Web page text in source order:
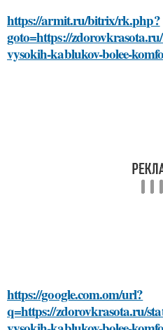
https://armit.ru/bitrix/rk.php?
goto=https://
vysokih-kablukov-bolee-
https://google.com.om/url?
q=https://zdorovkrasota.ru/